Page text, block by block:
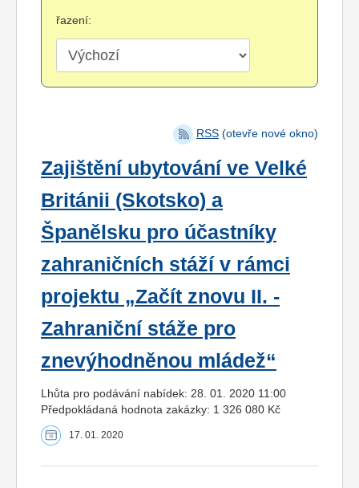
řazení:
RSS (otevře nové okno)
Zajištění ubytování ve Velké
Británii (Skotsko) a
Španělsku pro účastníky
zahraničních stáží v rámci
projektu „Začít znovu II. -
Zahraniční stáže pro
znevýhodněnou mládež“
Lhůta pro podávání nabídek: 28. 01. 2020 11:00
Předpokládaná hodnota zakázky: 1 326 080 Kč
17. 01. 2020